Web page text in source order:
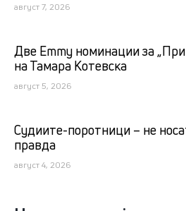
август 7, 2026
Две Emmy номинации за
на Тамара Котевска
август 5, 2026
Судиите-поротници – не
правда
август 4, 2026